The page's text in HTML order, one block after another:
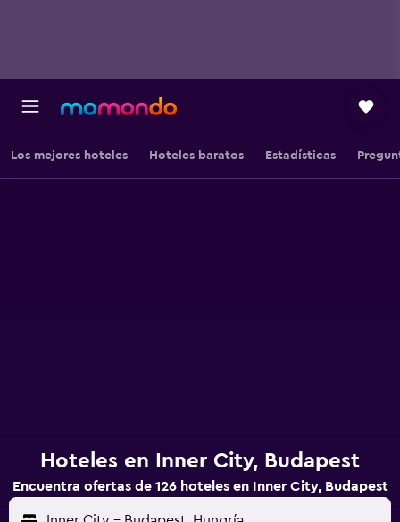
Los mejores hoteles Hoteles baratos Estadísticas
Hoteles en Inner City, Budapest
Encuentra ofertas de 126 hoteles en Inner City, Budapest